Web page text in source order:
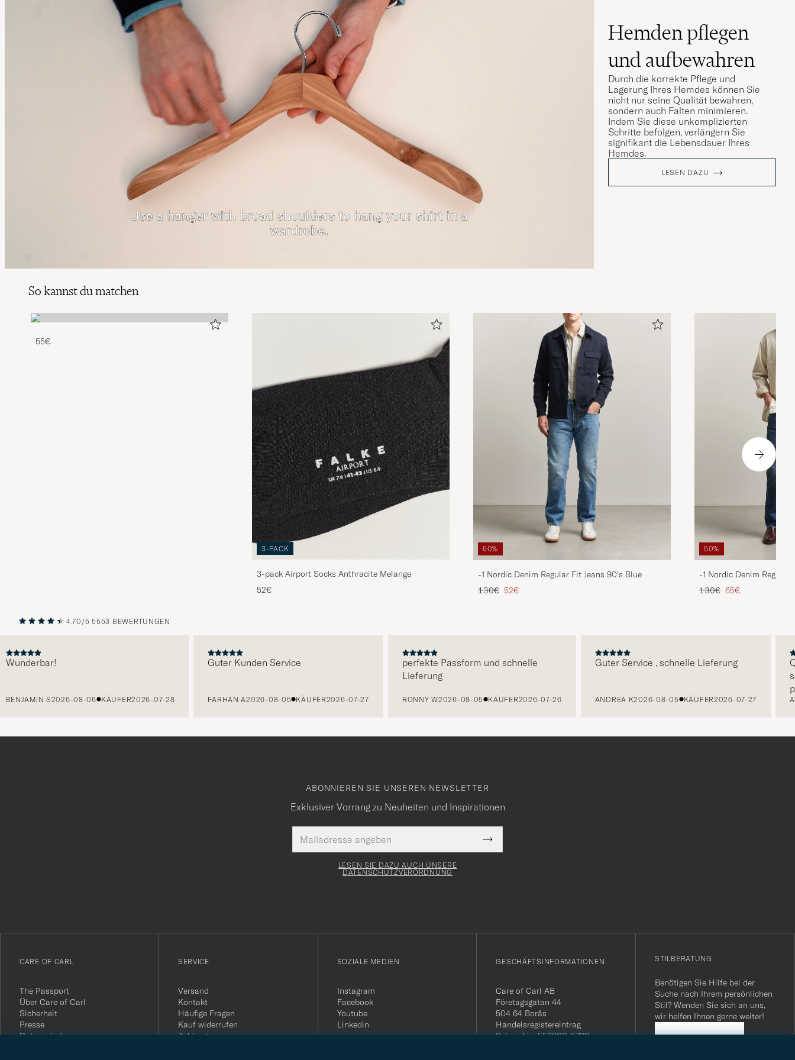
Hemden pflegen
und aufbewahren
Durch die korrekte Pflege und
Lagerung Ihres Hemdes können Sie
nicht nur seine Qualität bewahren,
sondern auch Falten minimieren.
Indem Sie diese unkomplizierten
Schritte befolgen, verlängern Sie
signifikant die Lebensdauer Ihres
Hemdes.
LESEN DAZU
So kannst du matchen
55€
3-PACK
3-pack Airport Socks Anthracite Melange
52€
60%
-1 Nordic Denim Regular Fit Jeans 90's Blue
Regulärer Preis
130€ Reduzierter Preis
52€
50%
-1 Nordic Denim Regular
Regulärer Preis
130€ Reduzierter Preis
65€
NÄCHSTE
4.70/5 5553 BEWERTUNGEN
S 2026-08-06 KÄUFER2026-07-28
Guter Kunden Service
FARHAN A 2026-08-05 KÄUFER 2026-07-27
perfekte Passform und schnelle
Lieferung
RONNY W2026-08-05 KÄUFER2026-07-26
Guter Service , schnelle Lieferung
ANDREA K2026-08-05 KÄUFER2026-07-27
ABONNIEREN SIE UNSEREN NEWSLETTER
Exklusiver Vorrang zu Neuheiten und Inspirationen
Mail
Adresse
Pflichtfeld
Submit
Newsletter
till
nyhetsbrev!
LESEN SIE DAZU AUCH UNSERE
DATENSCHUTZVERORDNUNG
CARE OF CARL
The Passport
Über Care of Carl
Sicherheit
Presse
Datenschutz
SERVICE
Versand
Kontakt
Häufige Fragen
Kauf widerrufen
Zahlung
SOZIALE MEDIEN
Instagram
Facebook
Youtube
Linkedin
GESCHÄFTSINFORMATIONEN
Care of Carl AB
Företagsgatan 44
504 64 Borås
Handelsregistereintrag
Schweden: 556800-5739
STILBERATUNG
Benötigen Sie Hilfe bei der
Suche nach Ihrem persönlichen
Stil? Wenden Sie sich an uns,
wir helfen Ihnen gerne weiter!
STILBERATUNG